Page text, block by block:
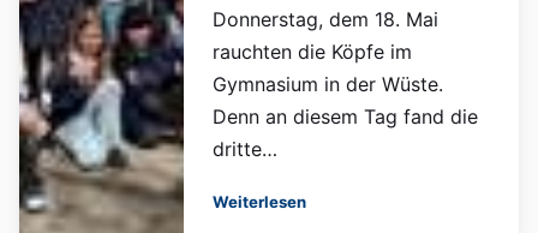
Donnerstag, dem 18. Mai
rauchten die Köpfe im
Gymnasium in der Wüste.
Denn an diesem Tag fand die
dritte…
Weiterlesen